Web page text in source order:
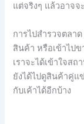
แต่จริงๆ แล้วอาจ
การไปสำรวจตลา
สินค้า หรือเข้าไป
เราจะได้เข้าใจส
ยังได้ไปดูสินค้าคู่แ
กับเค้าได้อีกบ้าง